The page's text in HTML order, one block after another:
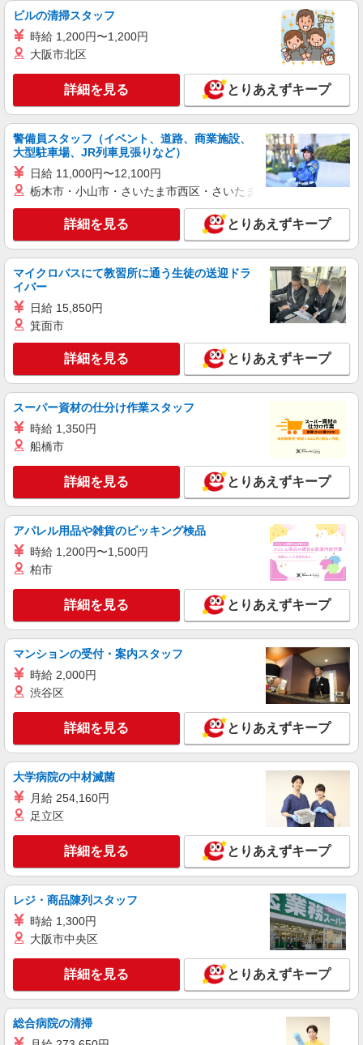
有) ★月2回払い・週払い可能（規程有）★ ゜・。
キープ 詳細を見る
派遣社員 紹介予定派遣
株式会社シエロ
≪コールセンター≫
未経験：時給1400円 経験者：時給1400〜
1500円（経験・能力による） ※別途インセン有
※残業代支給 ★交通費別途支給（規定あり） ゜
+゜・。○。・゜+゜・。○。・゜+゜ 入社祝い金10
万円支給(規定有) お友達を紹介頂くと, インセンテ
ィブ支給(規定有) ★月2回払い・週払い可能（規程
有）★ ゜・。○。・゜+゜・。○。・゜+゜
福岡県福岡市博多区
キープ 詳細を見る
派遣社員 紹介予定派遣
株式会社シエロ
≪コールセンター≫
時給1450円〜 ※残業代支給 ★交通費別途支給
（規定あり） ゜+゜・。○。・゜+゜・。○。・゜
+゜ 入社祝い金10万円支給(規定有) お友達を紹介
頂くと, インセンティブ支給(規定有) ★月2回払
い・週払い可能（規程有）★ ゜・。○。・゜
株式会社シエロ
≪コールセンター≫
時給1150円〜 ※残業代支給 ★交通費別途支給
頂くと, インセンティブ支給(規定有) ★月2回払
い・週払い可能（規程有）★ ゜・。○。・゜
+゜・。○。・゜+゜
福岡県福岡市博多区
キープ 詳細を見る
派遣社員 紹介予定派遣
株式会社シエロ
時給1546円〜 ※残業代支給 ★交通費別途支給
（規定あり） ゜+゜・。○。・゜+゜・。○。・゜
+゜ 入社祝い金10万円支給(規定有) お友達を紹介
い・週払い可能（規程有）★ ゜・。○。・゜
福岡県福岡市博多区
キープ 詳細を見る
派遣社員
パーソルエクセルHRパートナーズ株式会社
問い合わせ対応と事務処理
時給1,400円 ※当社規定あり
福岡県福岡市博多区／最寄駅：博多駅、櫛田神
詳細を見る
パーソルエクセルHRパートナーズ株式会社
カスタマーサポート
福岡県福岡市博多区／最寄駅：博多駅、祇園
キープ 詳細を見る
ビルの清掃スタッフ
時給 1,200円〜1,200円
大阪市北区
詳細を見る とりあえずキープ
警備員スタッフ（イベント、道路、商業施設、
大型駐車場、JR列車見張りなど）
日給 11,000円〜12,100円
栃木市・小山市・さいたま市西区・さいたま市岩槻区・久喜市・
詳細を見る とりあえずキープ
マイクロバスにて教習所に通う生徒の送迎ドラ
イバー
日給 15,850円
箕面市
詳細を見る とりあえずキープ
スーパー資材の仕分け作業スタッフ
時給 1,350円
船橋市
詳細を見る とりあえずキープ
アパレル用品や雑貨のピッキング検品
時給 1,200円〜1,500円
柏市
詳細を見る とりあえずキープ
マンションの受付・案内スタッフ
時給 2,000円
渋谷区
詳細を見る とりあえずキープ
大学病院の中材滅菌
月給 254,160円
足立区
詳細を見る とりあえずキープ
レジ・商品陳列スタッフ
時給 1,300円
大阪市中央区
詳細を見る とりあえずキープ
総合病院の清掃